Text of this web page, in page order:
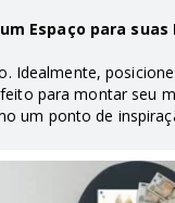
Espaço para
Idealmente,
para montar seu
um ponto de